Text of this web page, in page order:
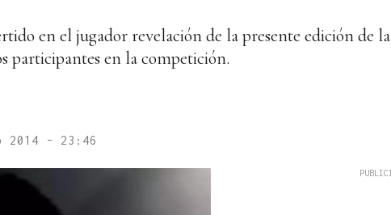
en el jugador revelación de la presente edición de la
participantes en la competición.
2014 - 23:46